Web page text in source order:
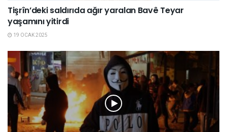
Tişrîn’deki saldırıda ağır yaralan Bavê Teyar
yaşamını yitirdi
19 OCAK 2025